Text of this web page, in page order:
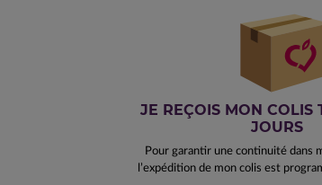
JE REÇOIS MON COLIS
JOURS
Pour garantir une continuité dans
l’expédition de mon colis est